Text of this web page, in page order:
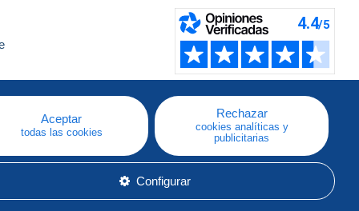
Aceptar
todas las cookies
Rechazar
cookies analíticas y
publicitarias
Configurar